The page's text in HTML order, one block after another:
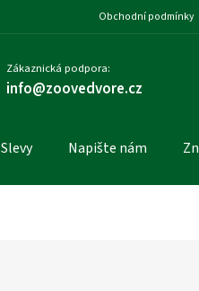
Obchodní podmínky
Zákaznická podpora:
info@zoovedvore.cz
Slevy Napište nám